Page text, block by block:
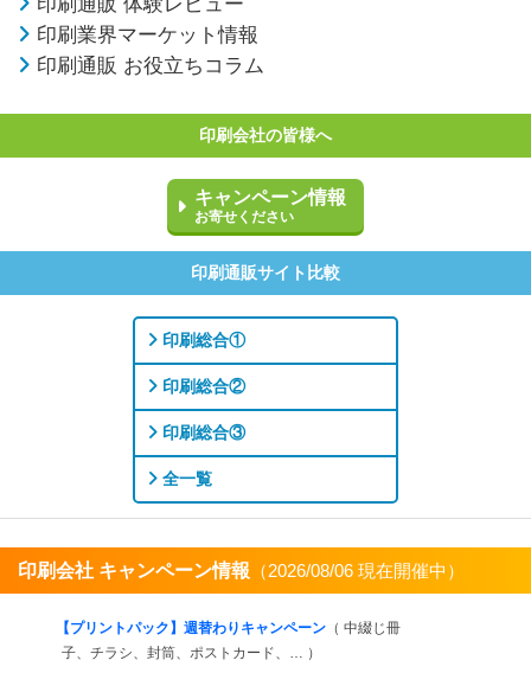
印刷通販 体験レビュー
印刷業界マーケット情報
印刷通販 お役立ちコラム
印刷会社の皆様へ
キャンペーン情報
お寄せください
印刷通販サイト比較
印刷総合①
印刷総合②
印刷総合③
全一覧
印刷会社 キャンペーン情報 （2026/08/06 現在開催中）
【プリントパック】週替わりキャンペーン （ 中綴じ冊
子、チラシ、封筒、ポストカード、… ）